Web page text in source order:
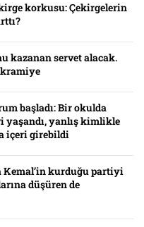
korkusu: Çekirgelerin
kazanan servet alacak.
başladı: Bir okulda
yaşandı, yanlış kimlikle
içeri girebildi
Kemal’in kurduğu partiyi
düşüren de